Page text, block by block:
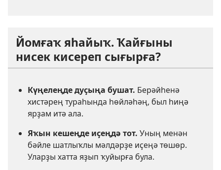
Йомғаҡ яһайыҡ. Ҡайғыны
нисек кисереп сығырға?
Күңелеңде дуҫыңа бушат. Берәйһенә
хистәрең тураһында һөйләһәң, был һиңә
ярҙам итә ала.
Яҡын кешеңде иҫеңдә тот. Уның менән
бәйле шатлыҡлы мәлдәрҙе иҫеңә төшөр.
Уларҙы хатта яҙып ҡуйырға була.